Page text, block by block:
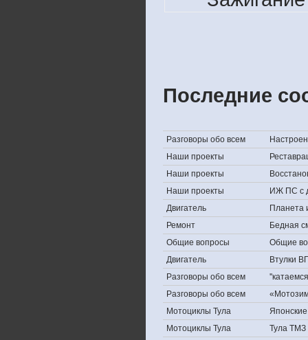
Последние
Разговоры обо всем
Наши проекты
Наши проекты
Наши проекты
ИЖ ПС с
Двигатель
Планета
Ремонт
Бедная
Общие вопросы
Общие
Двигатель
Втулки
Разговоры обо всем
Разговоры обо всем
Мотоциклы Тула
Мотоциклы Тула
Тула ТМЗ